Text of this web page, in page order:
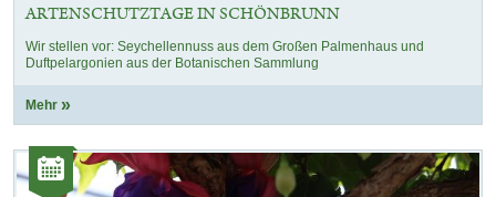
ARTENSCHUTZTAGE IN SCHÖNBRUNN
Wir stellen vor: Seychellennuss aus dem Großen Palmenhaus und
Duftpelargonien aus der Botanischen Sammlung
Mehr
Kategorie:
Veranstaltungen